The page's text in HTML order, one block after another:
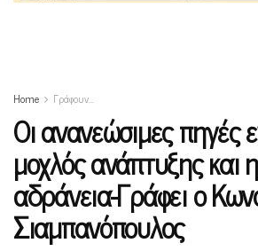
Home Γράφουν…
Οι ανανεώσιμες πηγές
μοχλός ανάπτυξης και
αδράνεια-Γράφει ο
Σιαμπανόπουλος